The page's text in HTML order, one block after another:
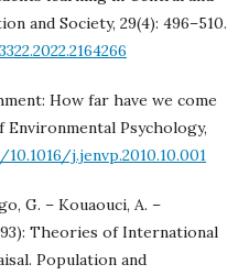
and Society, 29(4): 496–510.
How far have we come
Psychology,
j.jenvp.2010.10.001
G. – Kouaouci, A. –
Theories of International
Population and